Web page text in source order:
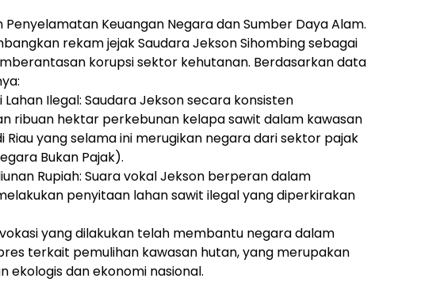
Keuangan Negara dan Sumber Daya Alam.
rekam jejak Saudara Jekson Sihombing sebagai
korupsi sektor kehutanan. Berdasarkan data
Ilegal: Saudara Jekson secara konsisten
ribuan hektar perkebunan kelapa sawit dalam kawasan
Riau yang selama ini merugikan negara dari sektor pajak
Bukan Pajak).
Rupiah: Suara vokal Jekson berperan dalam
penyitaan lahan sawit ilegal yang diperkirakan
yang dilakukan telah membantu negara dalam
terkait pemulihan kawasan hutan, yang merupakan
ekologis dan ekonomi nasional.